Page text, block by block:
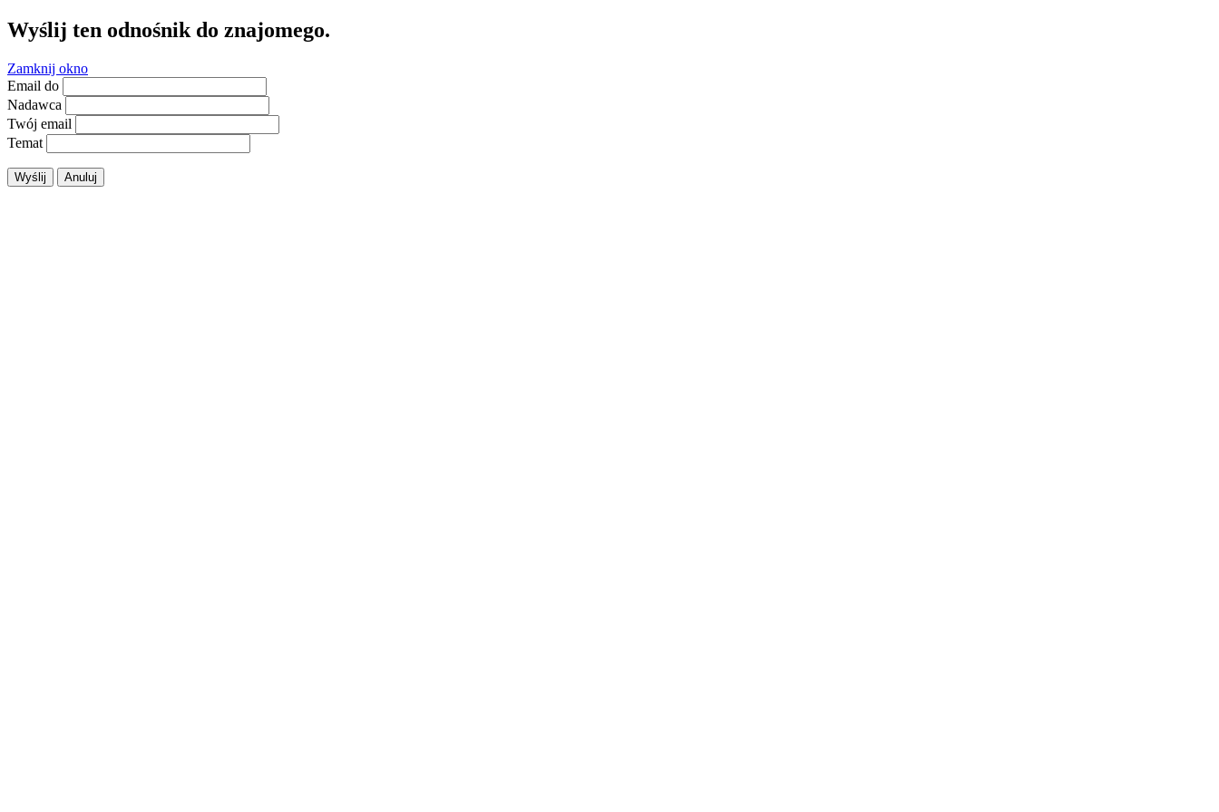
Wyślij ten odnośnik do znajomego.
Zamknij okno
Email do
Nadawca
Twój email
Temat
Wyślij Anuluj